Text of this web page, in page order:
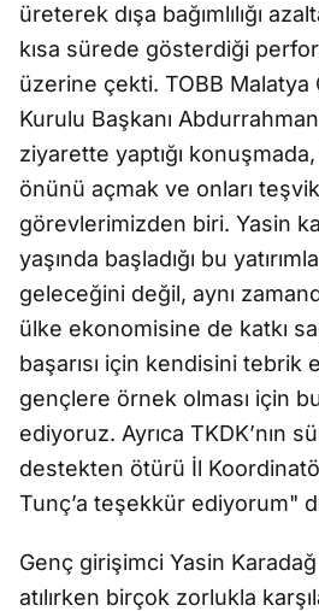
üreterek dışa bağımlılığı
kısa sürede gösterdiği
üzerine çekti. TOBB Malatya
Kurulu Başkanı
ziyarette yaptığı
önünü açmak ve onları
görevlerimizden biri. Yasin
yaşında başladığı bu
geleceğini değil, aynı
ülke ekonomisine de katkı
başarısı için kendisini tebrik
gençlere örnek olması için
ediyoruz. Ayrıca TKDK’nın
destekten ötürü İl
Tunç’a teşekkür ediyorum"
Genç girişimci Yasin
atılırken birçok zorlukla